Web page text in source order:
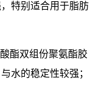
特别适合用于脂肪
酯双组份聚氨酯胶
水的稳定性较强；